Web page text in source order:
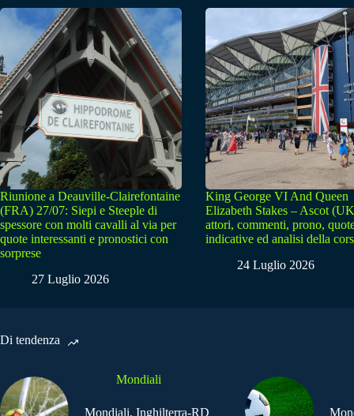
Riunione a Deauville-Clairefontaine
(FRA) 27/07: Siepi e Steeple di
spessore con molti cavalli al via per
quote interessanti e pronostici con
sorprese
27 Luglio 2026
King George VI And Queen
Elizabeth Stakes – Ascot
attori, commenti, prono,
indicative ed analisi della
24 Luglio 2026
Di tendenza
Mondiali
Mondiali, Inghilterra-RD